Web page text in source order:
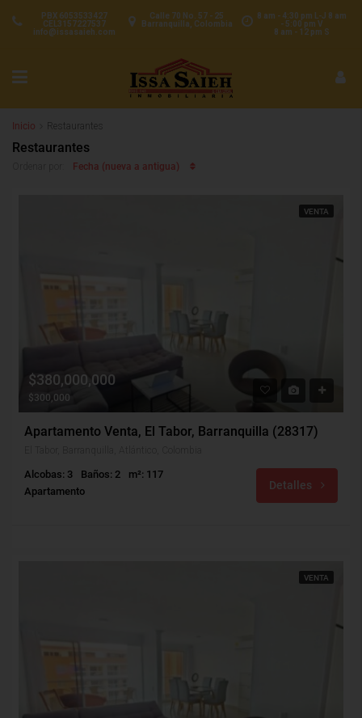
8 am - 4:30 pm L-J 8 am
- 5:00 pm V
8 am - 12 pm S
Calle 70 No. 57 - 25
Barranquilla, Colombia
PBX 6053533427
CEL3157227537
info@issasaieh.com
Inicio Restaurantes
Restaurantes
Fecha (nueva a antigua)
VENTA
$380,000,000
$300,000
Apartamento Venta, El Tabor, Barranquilla (28317)
Alcobas: 3 Baños: 2
m²: 117
Apartamento
Detalles
VENTA